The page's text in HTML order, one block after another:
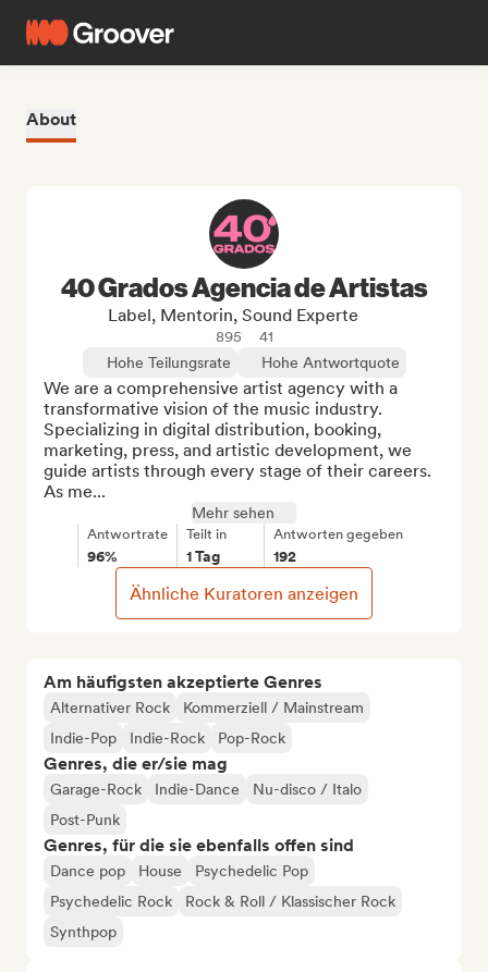
About
Am häufigsten akzeptierte Genres
Alternativer Rock
Kommerziell / Mainstream
Indie-Pop
Indie-Rock Pop-Rock
Genres, die er/sie mag
Garage-Rock Indie-Dance
Nu-disco / Italo
Post-Punk
Genres, für die sie ebenfalls offen sind
Dance pop House
Psychedelic Pop
Psychedelic Rock
Rock & Roll / Klassischer Rock
Synthpop
40 Grados Agencia de Artistas
Label, Mentorin, Sound Experte
895
41
Hohe Teilungsrate
Hohe Antwortquote
We are a comprehensive artist agency with a
transformative vision of the music industry.
Specializing in digital distribution, booking,
marketing, press, and artistic development, we
guide artists through every stage of their careers.
As me...
Mehr sehen
Antwortrate
96%
Teilt in
1 Tag
Antworten gegeben
192
Ähnliche Kuratoren anzeigen